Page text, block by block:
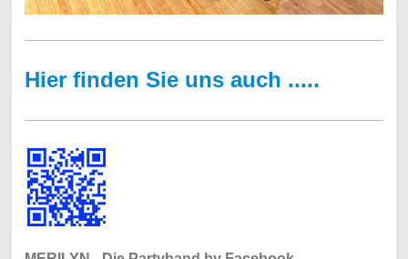
Hier finden Sie uns auch .....